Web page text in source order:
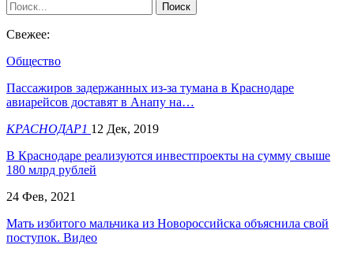
Свежее:
Общество
Пассажиров задержанных из-за тумана в Краснодаре
авиарейсов доставят в Анапу на…
КРАСНОДАР1 12 Дек, 2019
В Краснодаре реализуются инвестпроекты на сумму свыше
180 млрд рублей
24 Фев, 2021
Мать избитого мальчика из Новороссийска объяснила свой
поступок. Видео